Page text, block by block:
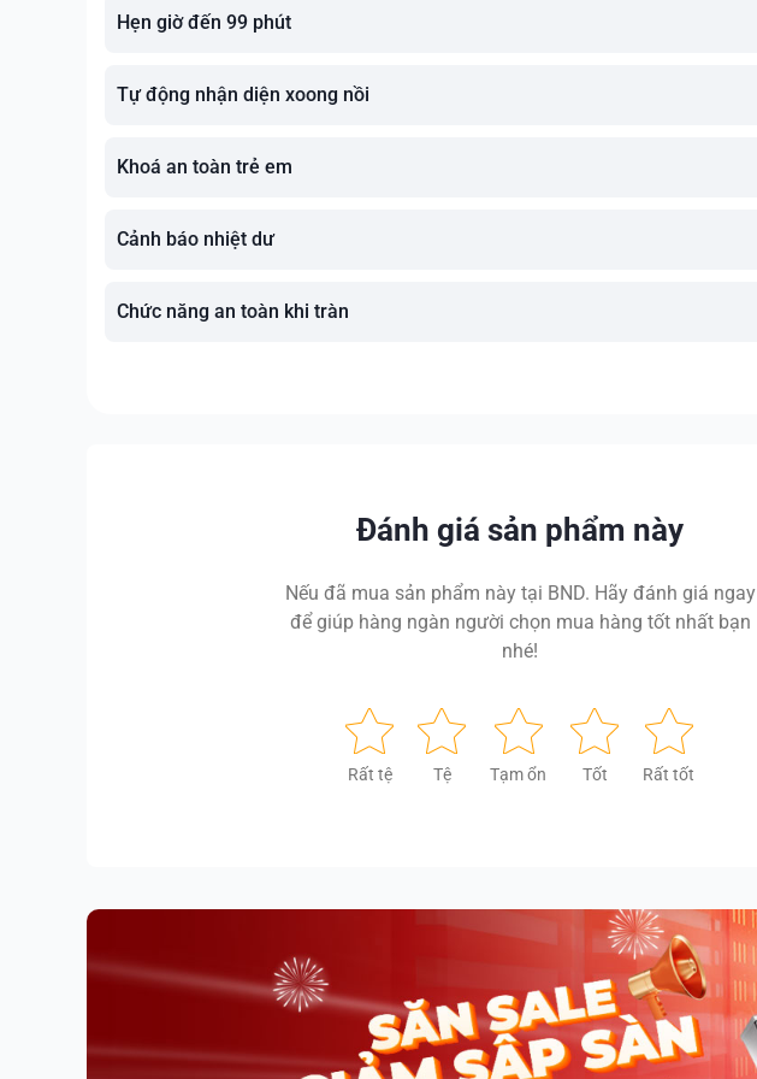
Hẹn giờ đến 99 phút
Tự động nhận diện xoong nồi
Khoá an toàn trẻ em
Cảnh báo nhiệt dư
Chức năng an toàn khi tràn
Đánh giá sản phẩm này
Nếu đã mua sản phẩm này tại BND. Hãy đánh giá ngay
để giúp hàng ngàn người chọn mua hàng tốt nhất bạn
nhé!
Rất tệ Tệ Tạm ổn Tốt Rất tốt